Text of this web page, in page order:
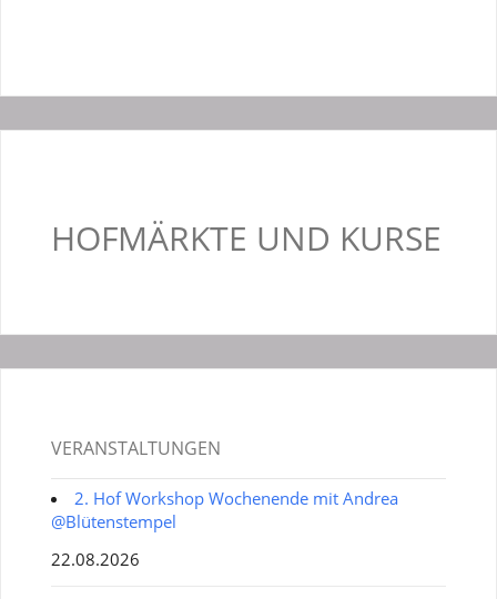
HOFMÄRKTE UND KURSE
VERANSTALTUNGEN
2. Hof Workshop Wochenende mit Andrea
@Blütenstempel
22.08.2026